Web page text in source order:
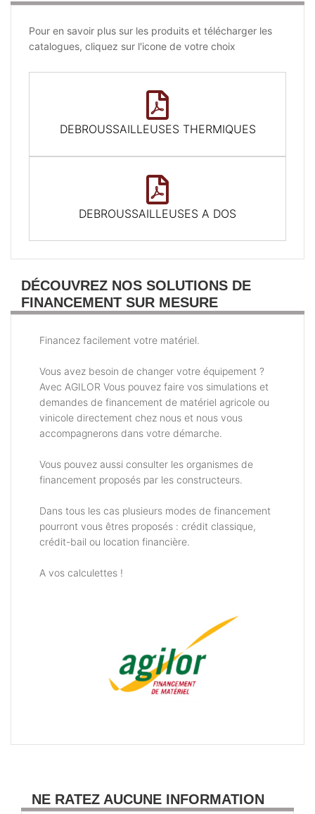
Pour en savoir plus sur les produits et télécharger les
catalogues, cliquez sur l'icone de votre choix
DEBROUSSAILLEUSES THERMIQUES
DEBROUSSAILLEUSES A DOS
DÉCOUVREZ NOS SOLUTIONS DE
FINANCEMENT SUR MESURE
Financez facilement votre matériel.
Vous avez besoin de changer votre équipement ?
Avec AGILOR Vous pouvez faire vos simulations et
demandes de financement de matériel agricole ou
vinicole directement chez nous et nous vous
accompagnerons dans votre démarche.
Vous pouvez aussi consulter les organismes de
financement proposés par les constructeurs.
Dans tous les cas plusieurs modes de financement
pourront vous êtres proposés : crédit classique,
crédit-bail ou location financière.
A vos calculettes !
NE RATEZ AUCUNE INFORMATION